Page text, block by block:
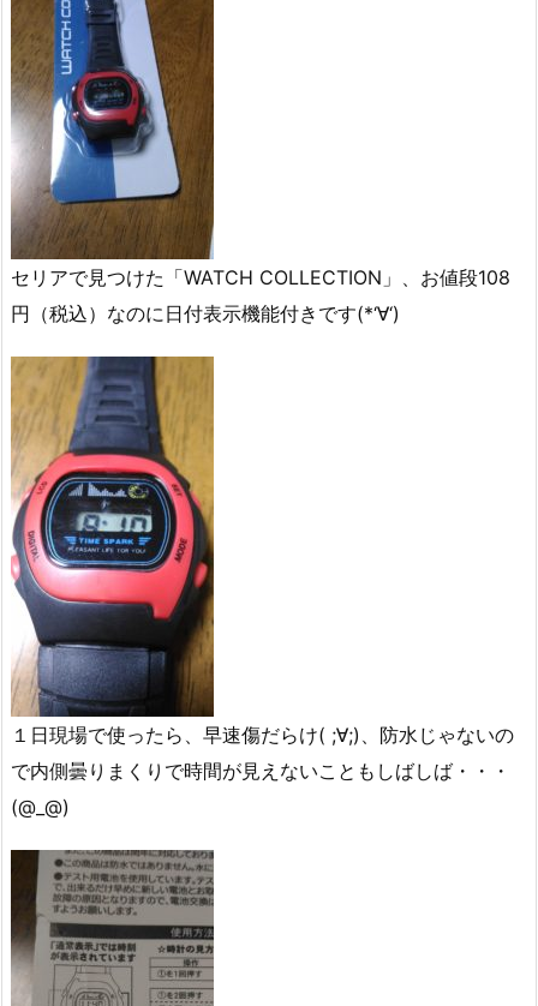
セリアで見つけた「WATCH COLLECTION」、お値段108
円（税込）なのに日付表示機能付きです(*‘∀‘)
１日現場で使ったら、早速傷だらけ( ;∀;)、防水じゃないの
で内側曇りまくりで時間が見えないこともしばしば・・・
(@_@)